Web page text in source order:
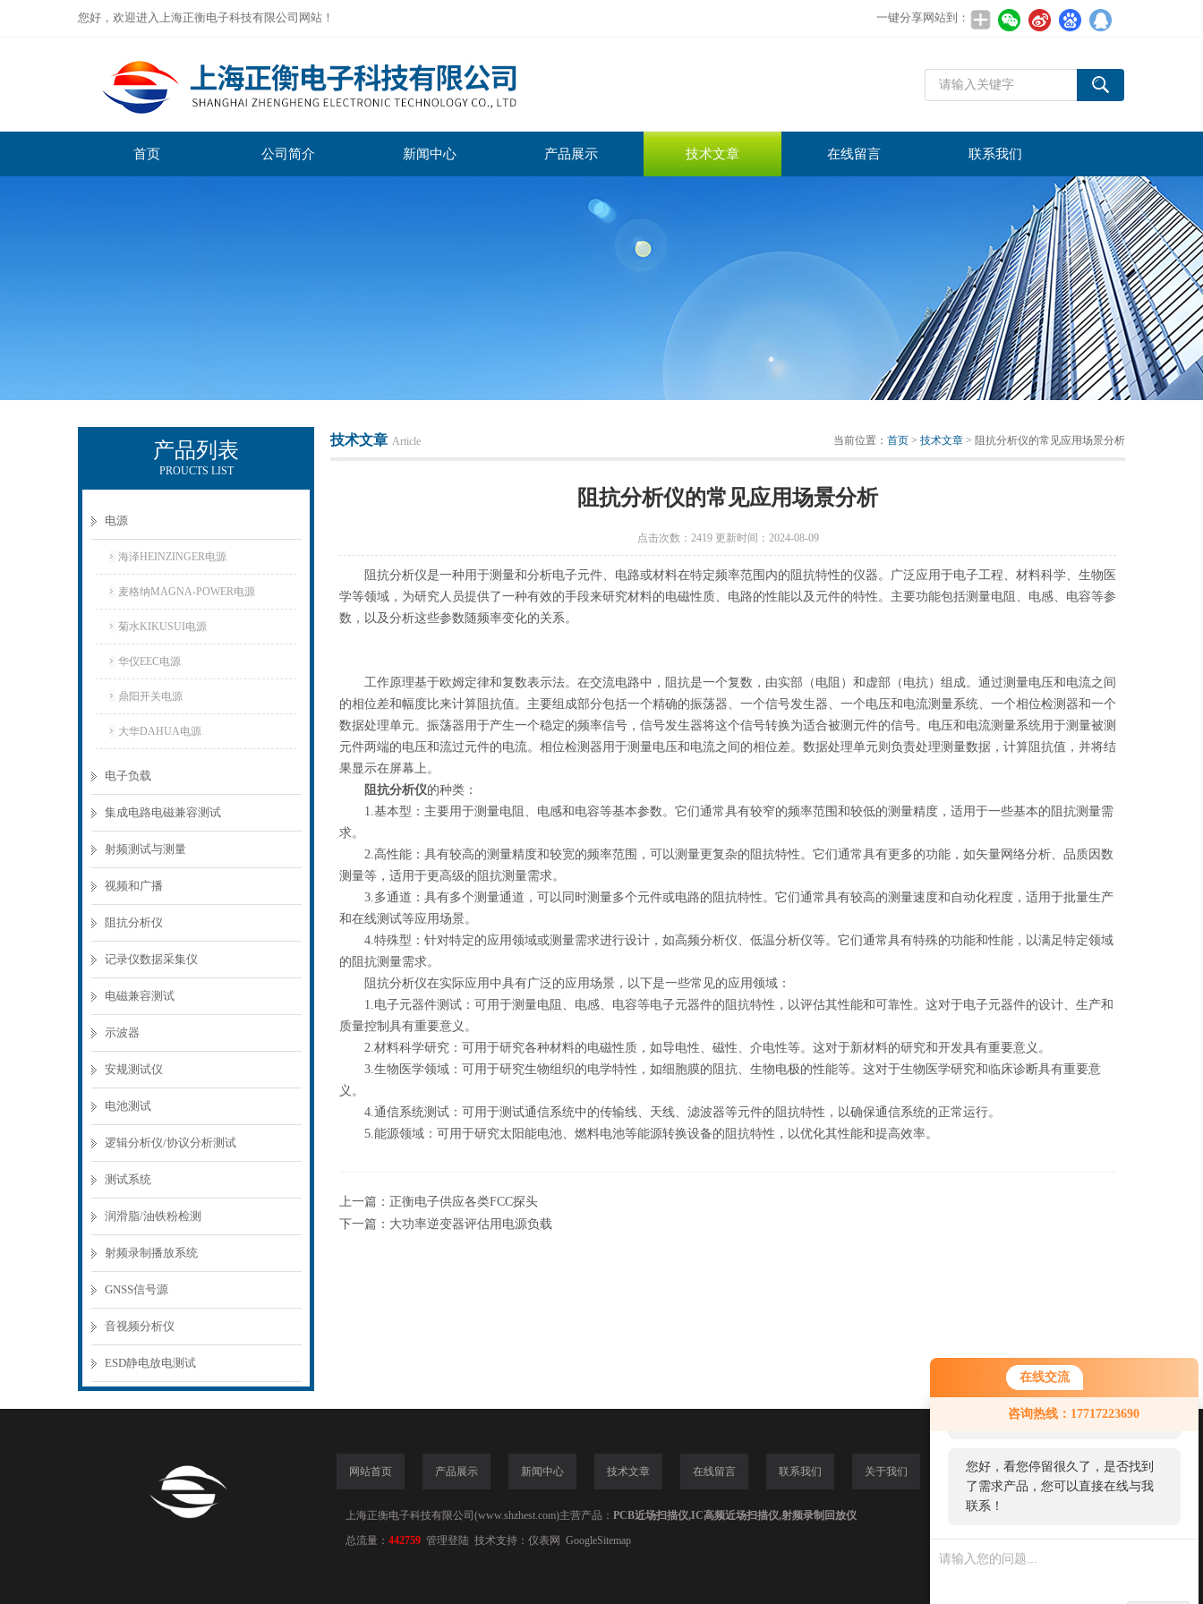
在线交流
咨询热线：17717223690
您好！欢迎前来咨询，很高兴为您
服务，请问您要咨询什么问题呢？
您好，看您停留很久了，是否找到
了需求产品，您可以直接在线与我
联系！
您好，欢迎进入上海正衡电子科技有限公司网站！ 一键分享网站到：
首页 公司简介 新闻中心 产品展示 技术文章 在线留言 联系我们
产品列表
PROUCTS LIST
电源
海泽HEINZINGER电源
麦格纳MAGNA-POWER电源
菊水KIKUSUI电源
华仪EEC电源
鼎阳开关电源
大华DAHUA电源
电子负载
集成电路电磁兼容测试
射频测试与测量
视频和广播
阻抗分析仪
记录仪数据采集仪
电磁兼容测试
示波器
安规测试仪
电池测试
逻辑分析仪/协议分析测试
测试系统
润滑脂/油铁粉检测
射频录制播放系统
GNSS信号源
音视频分析仪
ESD静电放电测试
技术文章 Article 当前位置： 首页 > 技术文章 > 阻抗分析仪的常见应用场景分析
阻抗分析仪的常见应用场景分析
点击次数：2419 更新时间：2024-08-09
阻抗分析仪是一种用于测量和分析电子元件、电路或材料在特定频率范围内的阻抗特性的仪器。广泛应用于电子工程、材料科学、生物医
学等领域，为研究人员提供了一种有效的手段来研究材料的电磁性质、电路的性能以及元件的特性。主要功能包括测量电阻、电感、电容等参
数，以及分析这些参数随频率变化的关系。
工作原理基于欧姆定律和复数表示法。在交流电路中，阻抗是一个复数，由实部（电阻）和虚部（电抗）组成。通过测量电压和电流之间
的相位差和幅度比来计算阻抗值。主要组成部分包括一个精确的振荡器、一个信号发生器、一个电压和电流测量系统、一个相位检测器和一个
数据处理单元。振荡器用于产生一个稳定的频率信号，信号发生器将这个信号转换为适合被测元件的信号。电压和电流测量系统用于测量被测
元件两端的电压和流过元件的电流。相位检测器用于测量电压和电流之间的相位差。数据处理单元则负责处理测量数据，计算阻抗值，并将结
果显示在屏幕上。
阻抗分析仪的种类：
1.基本型：主要用于测量电阻、电感和电容等基本参数。它们通常具有较窄的频率范围和较低的测量精度，适用于一些基本的阻抗测量需
求。
2.高性能：具有较高的测量精度和较宽的频率范围，可以测量更复杂的阻抗特性。它们通常具有更多的功能，如矢量网络分析、品质因数
测量等，适用于更高级的阻抗测量需求。
3.多通道：具有多个测量通道，可以同时测量多个元件或电路的阻抗特性。它们通常具有较高的测量速度和自动化程度，适用于批量生产
和在线测试等应用场景。
4.特殊型：针对特定的应用领域或测量需求进行设计，如高频分析仪、低温分析仪等。它们通常具有特殊的功能和性能，以满足特定领域
的阻抗测量需求。
阻抗分析仪在实际应用中具有广泛的应用场景，以下是一些常见的应用领域：
1.电子元器件测试：可用于测量电阻、电感、电容等电子元器件的阻抗特性，以评估其性能和可靠性。这对于电子元器件的设计、生产和
质量控制具有重要意义。
2.材料科学研究：可用于研究各种材料的电磁性质，如导电性、磁性、介电性等。这对于新材料的研究和开发具有重要意义。
3.生物医学领域：可用于研究生物组织的电学特性，如细胞膜的阻抗、生物电极的性能等。这对于生物医学研究和临床诊断具有重要意
义。
4.通信系统测试：可用于测试通信系统中的传输线、天线、滤波器等元件的阻抗特性，以确保通信系统的正常运行。
5.能源领域：可用于研究太阳能电池、燃料电池等能源转换设备的阻抗特性，以优化其性能和提高效率。
上一篇： 正衡电子供应各类FCC探头
下一篇： 大功率逆变器评估用电源负载
网站首页 产品展示 新闻中心 技术文章 在线留言 联系我们 关于我们
上海正衡电子科技有限公司(www.shzhest.com)主营产品： PCB近场扫描仪,IC高频近场扫描仪,射频录制回放仪
总流量： 442759 管理登陆 技术支持： 仪表网 GoogleSitemap